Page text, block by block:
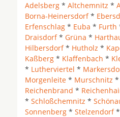
Adelsberg * Altchemnitz *
Borna-Heinersdorf*
Erfenschlag * Euba * Furth
Draisdorf* Grüna *
Hilbersdorf* Hutholz *
Kaßberg * Klaffenbach *
* Lutherviertel *
Morgenleite * Murschnitz *
Reichenbrand *
* Schloßchemnitz *
Sonnenberg * Stelzendorf*